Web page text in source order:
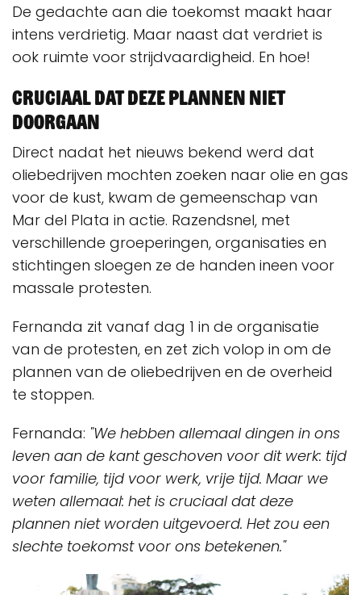
De gedachte aan die toekomst maakt haar
intens verdrietig. Maar naast dat verdriet is
ook ruimte voor strijdvaardigheid. En hoe!
Cruciaal dat deze plannen niet
doorgaan
Direct nadat het nieuws bekend werd dat
oliebedrijven mochten zoeken naar olie en gas
voor de kust, kwam de gemeenschap van
Mar del Plata in actie. Razendsnel, met
verschillende groeperingen, organisaties en
stichtingen sloegen ze de handen ineen voor
massale protesten.
Fernanda zit vanaf dag 1 in de organisatie
van de protesten, en zet zich volop in om de
plannen van de oliebedrijven en de overheid
te stoppen.
Fernanda: "We hebben allemaal dingen in ons
leven aan de kant geschoven voor dit werk: tijd
voor familie, tijd voor werk, vrije tijd. Maar we
weten allemaal: het is cruciaal dat deze
plannen niet worden uitgevoerd. Het zou een
slechte toekomst voor ons betekenen."